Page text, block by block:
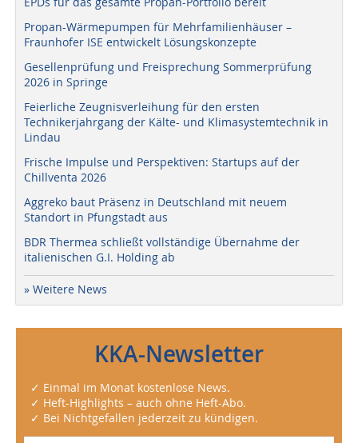
Propan-Wärmepumpen für Mehrfamilienhäuser –
Fraunhofer ISE entwickelt Lösungskonzepte
Gesellenprüfung und Freisprechung Sommerprüfung
2026 in Springe
Feierliche Zeugnisverleihung für den ersten
Technikerjahrgang der Kälte- und Klimasystemtechnik in
Lindau
Frische Impulse und Perspektiven: Startups auf der
Chillventa 2026
Aggreko baut Präsenz in Deutschland mit neuem
Standort in Pfungstadt aus
BDR Thermea schließt vollständige Übernahme der
italienischen G.I. Holding ab
» Weitere News
KKA-Newsletter
✓ Einmal im Monat kostenlose News.
✓ Heft-Highlights – auch ohne Heft-Abo.
✓ Bei Nichtgefallen jederzeit zu kündigen.